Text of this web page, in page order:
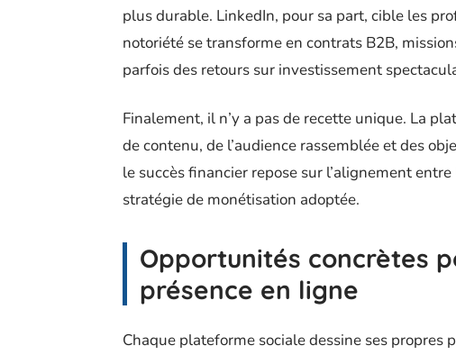
plus durable. LinkedIn, pour sa part, cible les
notoriété se transforme en contrats B2B,
parfois des retours sur investissement
Finalement, il n’y a pas de recette unique. La
de contenu, de l’audience rassemblée et des
le succès financier repose sur l’alignement
stratégie de monétisation adoptée.
Opportunités concrètes
présence en ligne
Chaque plateforme sociale dessine ses propres